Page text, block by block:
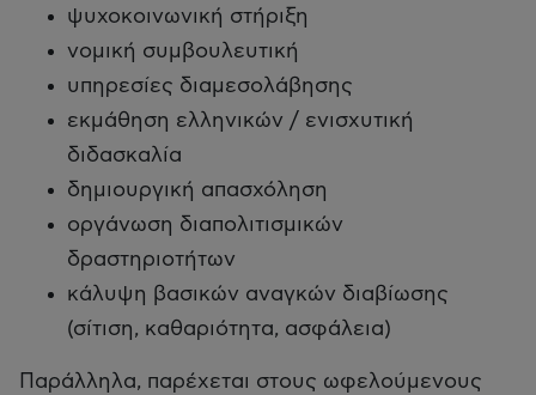
ψυχοκοινωνική στήριξη
νομική συμβουλευτική
υπηρεσίες διαμεσολάβησης
εκμάθηση ελληνικών / ενισχυτική
διδασκαλία
δημιουργική απασχόληση
οργάνωση διαπολιτισμικών
δραστηριοτήτων
κάλυψη βασικών αναγκών διαβίωσης
(σίτιση, καθαριότητα, ασφάλεια)
Παράλληλα, παρέχεται στους ωφελούμενους